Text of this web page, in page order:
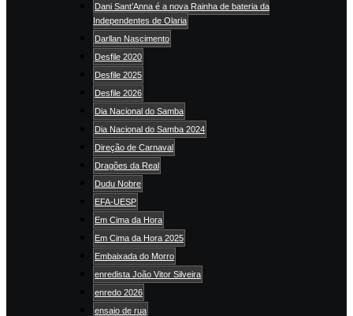
Dani Sant’Anna é a nova Rainha de bateria da
Independentes de Olaria
Darllan Nascimento
Desfile 2020
Desfile 2025
Desfile 2026
Dia Nacional do Samba
Dia Nacional do Samba 2024
Direção de Carnaval
Dragões da Real
Dudu Nobre
EFA-UESP
Em Cima da Hora
Em Cima da Hora 2025
Embaixada do Morro
enredista João Vitor Silveira
enredo 2026
ensaio de rua